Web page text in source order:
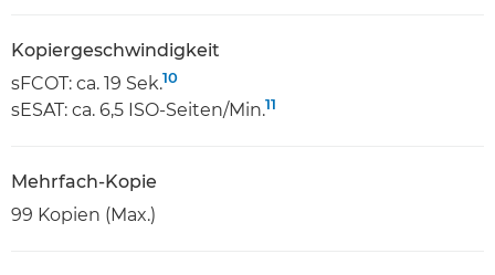
Kopiergeschwindigkeit
sFCOT: ca. 19 Sek.10
sESAT: ca. 6,5 ISO-Seiten/Min.11
Mehrfach-Kopie
99 Kopien (Max.)